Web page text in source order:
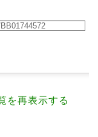
を再表示する